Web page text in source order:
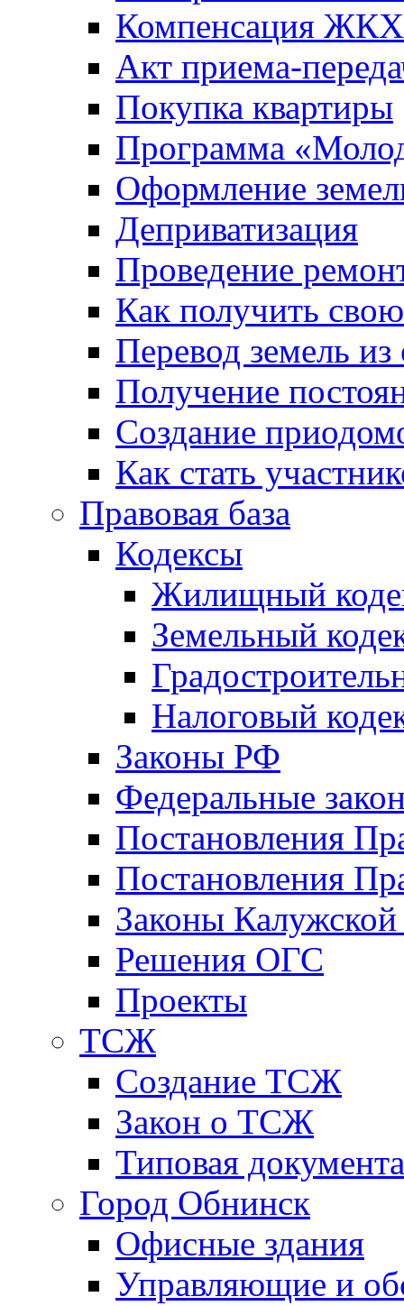
Компенсация ЖКХ
Акт приема-
Покупка квартиры
Программа
Оформление
Деприватизация
Проведение
Как получить
Перевод земель
Получение
Создание
Как стать
Правовая база
Кодексы
Жилищный
Земельный
Налоговый
Законы РФ
Федеральные
Постановления
Постановления
Законы Калужской
Решения ОГС
Проекты
ТСЖ
Создание ТСЖ
Закон о ТСЖ
Типовая
Город Обнинск
Офисные здания
Управляющие и